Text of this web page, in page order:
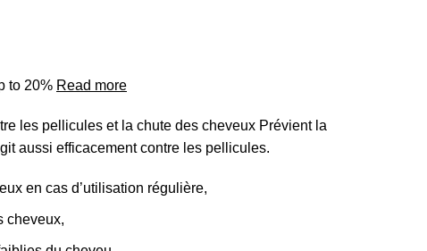
to 20% Read more
les pellicules et la chute des cheveux Prévient la
aussi efficacement contre les pellicules.
en cas d’utilisation régulière,
cheveux,